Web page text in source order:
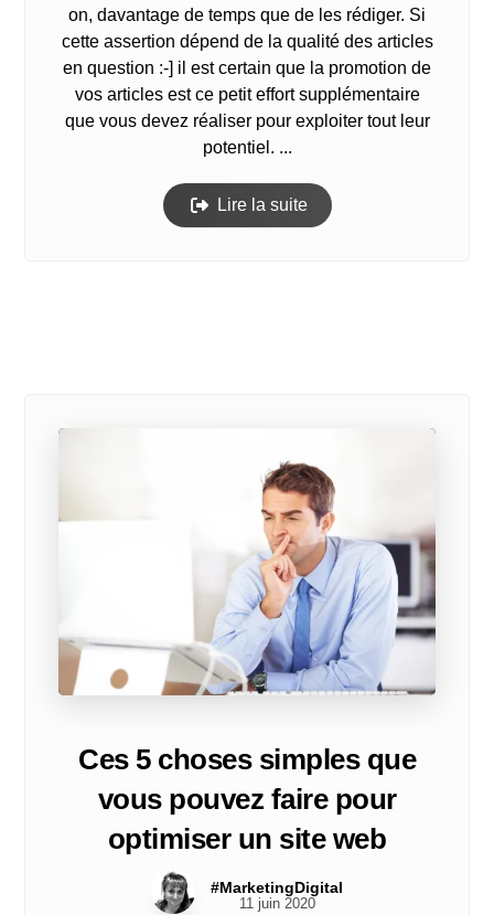
on, davantage de temps que de les rédiger. Si
cette assertion dépend de la qualité des articles
en question :-] il est certain que la promotion de
vos articles est ce petit effort supplémentaire
que vous devez réaliser pour exploiter tout leur
potentiel. ...
Lire la suite
Ces 5 choses simples que
vous pouvez faire pour
optimiser un site web
#MarketingDigital
11 juin 2020